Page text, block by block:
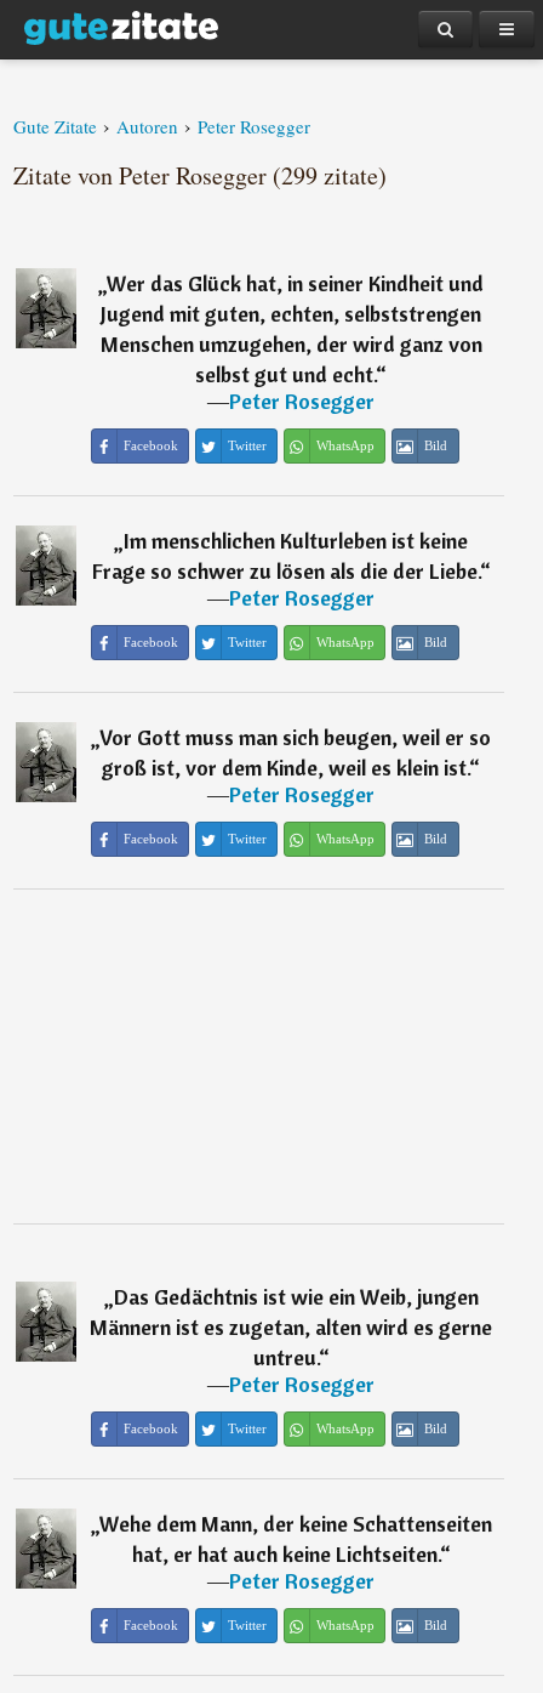
Gute Zitate › Autoren › Peter Rosegger
Zitate von Peter Rosegger (299 zitate)
„Wer das Glück hat, in seiner Kindheit und
Jugend mit guten, echten, selbststrengen
Menschen umzugehen, der wird ganz von
selbst gut und echt.“
―Peter Rosegger
Facebook Twitter WhatsApp Bild
„Im menschlichen Kulturleben ist keine
Frage so schwer zu lösen als die der Liebe.“
―Peter Rosegger
Facebook Twitter WhatsApp Bild
„Vor Gott muss man sich beugen, weil er so
groß ist, vor dem Kinde, weil es klein ist.“
―Peter Rosegger
Facebook Twitter WhatsApp Bild
„Das Gedächtnis ist wie ein Weib, jungen
Männern ist es zugetan, alten wird es gerne
untreu.“
―Peter Rosegger
Facebook Twitter WhatsApp Bild
„Wehe dem Mann, der keine Schattenseiten
hat, er hat auch keine Lichtseiten.“
―Peter Rosegger
Facebook Twitter WhatsApp Bild